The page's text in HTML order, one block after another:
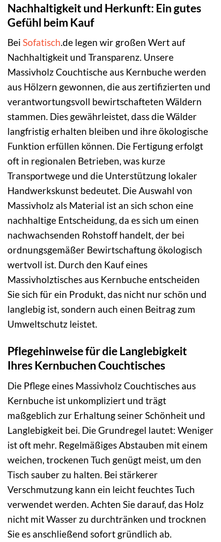
Nachhaltigkeit und Herkunft: Ein gutes
Gefühl beim Kauf
Bei Sofatisch.de legen wir großen Wert auf
Nachhaltigkeit und Transparenz. Unsere
Massivholz Couchtische aus Kernbuche werden
aus Hölzern gewonnen, die aus zertifizierten und
verantwortungsvoll bewirtschafteten Wäldern
stammen. Dies gewährleistet, dass die Wälder
langfristig erhalten bleiben und ihre ökologische
Funktion erfüllen können. Die Fertigung erfolgt
oft in regionalen Betrieben, was kurze
Transportwege und die Unterstützung lokaler
Handwerkskunst bedeutet. Die Auswahl von
Massivholz als Material ist an sich schon eine
nachhaltige Entscheidung, da es sich um einen
nachwachsenden Rohstoff handelt, der bei
ordnungsgemäßer Bewirtschaftung ökologisch
wertvoll ist. Durch den Kauf eines
Massivholztisches aus Kernbuche entscheiden
Sie sich für ein Produkt, das nicht nur schön und
langlebig ist, sondern auch einen Beitrag zum
Umweltschutz leistet.
Pflegehinweise für die Langlebigkeit
Ihres Kernbuchen Couchtisches
Die Pflege eines Massivholz Couchtisches aus
Kernbuche ist unkompliziert und trägt
maßgeblich zur Erhaltung seiner Schönheit und
Langlebigkeit bei. Die Grundregel lautet: Weniger
ist oft mehr. Regelmäßiges Abstauben mit einem
weichen, trockenen Tuch genügt meist, um den
Tisch sauber zu halten. Bei stärkerer
Verschmutzung kann ein leicht feuchtes Tuch
verwendet werden. Achten Sie darauf, das Holz
nicht mit Wasser zu durchtränken und trocknen
Sie es anschließend sofort gründlich ab.